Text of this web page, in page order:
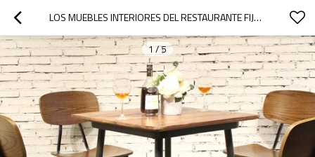
LOS MUEBLES INTERIORES DEL RESTAURANTE FIJAN LA MESA Y LAS SILLAS DE MADERA DE 1 MESA 4 SILLAS
1 /5